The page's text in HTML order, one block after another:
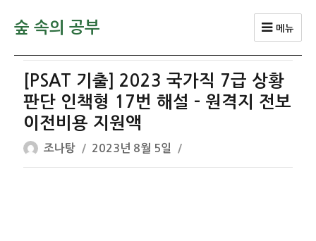
숲 속의 공부 메뉴
[PSAT 기출] 2023 국가직 7급 상황
판단 인책형 17번 해설 – 원격지 전보
이전비용 지원액
글
쓴
조나탕
작
성
2023년 8월 5일